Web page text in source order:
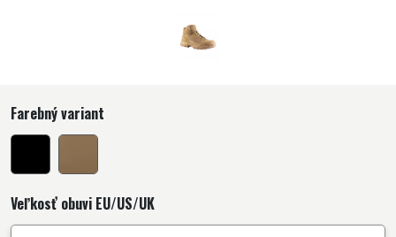
Farebný variant
Veľkosť obuvi EU/US/UK